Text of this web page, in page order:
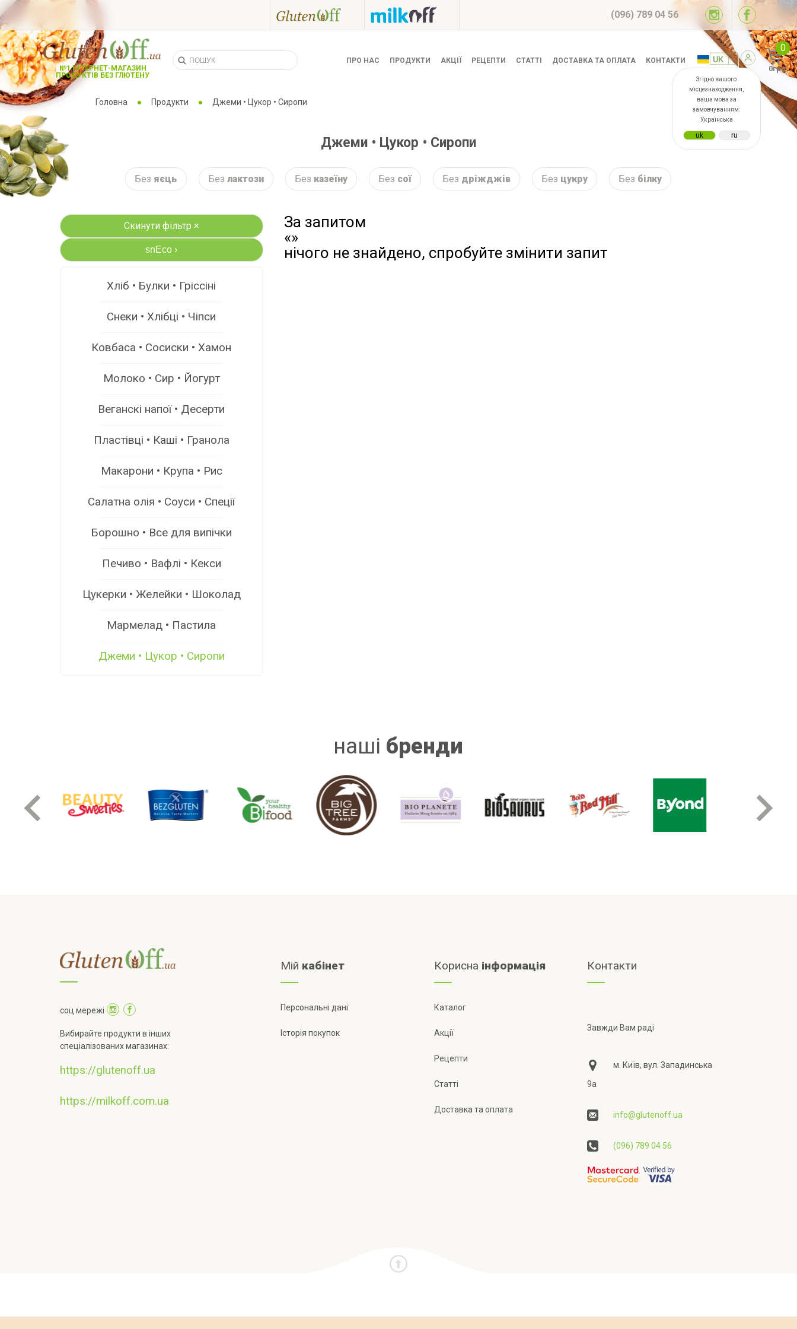
(096) 789 04 56
№1 ІНТЕРНЕТ-МАГАЗИН
ПРОДУКТІВ БЕЗ ГЛЮТЕНУ
ПРО НАС ПРОДУКТИ АКЦІЇ РЕЦЕПТИ СТАТТІ ДОСТАВКА ТА ОПЛАТА КОНТАКТИ
Згідно вашого
місцезнаходження,
ваша мова за
замовчуванням:
Українська
0
0грн
Головна Продукти Джеми • Цукор • Сиропи
Джеми • Цукор • Сиропи
Без яєць Безлактози Без казеїну Без сої Без дріжджів Без цукру Без білку
Скинути фільтр ×
snEco ›
Хліб • Булки • Гріссіні
Снеки • Хлібці • Чіпси
Ковбаса • Сосиски • Хамон
Молоко • Сир • Йогурт
Веганскі напої • Десерти
Пластівці • Каші • Гранола
Макарони • Крупа • Рис
Салатна олія • Соуси • Спеції
Борошно • Все для випічки
Печиво • Вафлі • Кекси
Цукерки • Желейки • Шоколад
Мармелад • Пастила
Джеми • Цукор • Сиропи
За запитом
«»
нічого не знайдено, спробуйте змінити запит
наші бренди
соц мережі
Вибирайте продукти в інших
спеціалізованих магазинах:
https://glutenoff.ua
https://milkoff.com.ua
Мій кабінет
Персональні дані
Історія покупок
Корисна інформація
Каталог
Акції
Рецепти
Статті
Доставка та оплата
Контакти
Завжди Вам раді
м. Київ, вул. Западинська
9а
info@glutenoff.ua
(096) 789 04 56